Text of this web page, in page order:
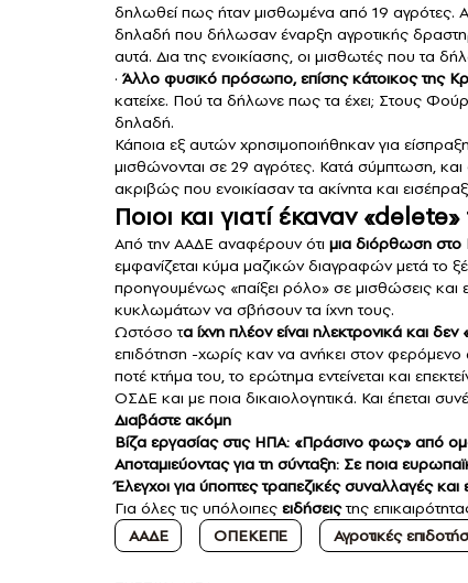
δηλωθεί πως ήταν μισθωμένα από 19 αγρότες.
δηλαδή που δήλωσαν έναρξη αγροτικής
αυτά. Δια της ενοικίασης, οι μισθωτές που τα
· Άλλο φυσικό πρόσωπο, επίσης κάτοικος της
κατείχε. Πού τα δήλωνε πως τα έχει; Στους
δηλαδή.
Κάποια εξ αυτών χρησιμοποιήθηκαν για
μισθώνονται σε 29 αγρότες. Κατά σύμπτωση, και
ακριβώς που ενοικίασαν τα ακίνητα και
Ποιοι και γιατί έκαναν
Από την ΑΑΔΕ αναφέρουν ότι μια διόρθωση στο
εμφανίζεται κύμα μαζικών διαγραφών μετά το
προηγουμένως «παίξει ρόλο» σε μισθώσεις και
κυκλωμάτων να σβήσουν τα ίχνη τους.
Ωστόσο τα ίχνη πλέον είναι ηλεκτρονικά και
επιδότηση -χωρίς καν να ανήκει στον
ποτέ κτήμα του, το ερώτημα εντείνεται και
ΟΣΔΕ και με ποια δικαιολογητικά. Και έπεται
Διαβάστε ακόμη
Βίζα εργασίας στις ΗΠΑ: «Πράσινο φως» από
Αποταμιεύοντας για τη σύνταξη: Σε ποια
Έλεγχοι για ύποπτες τραπεζικές συναλλαγές
Για όλες τις υπόλοιπες ειδήσειςτης
ΑΑΔΕ
ΟΠΕΚΕΠΕ Αγροτικές